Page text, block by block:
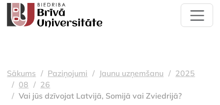
Sākums Paziņojumi Jaunu uzņemšanu
2025
08
26
Vai jūs dzīvojat Latvijā, Somijā vai Zviedrijā?